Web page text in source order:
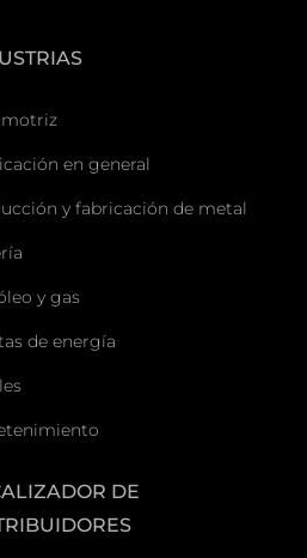
en general
y fabricación de metal
y gas
de energía
DE